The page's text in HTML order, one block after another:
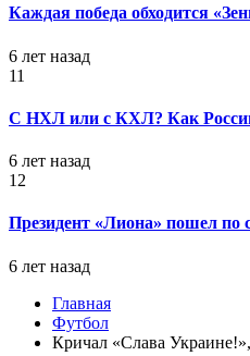
Каждая победа обходится
6 лет назад
11
С НХЛ или с КХЛ? Как
6 лет назад
12
Президент «Лиона» пошел по
6 лет назад
Главная
Футбол
Кричал «Слава